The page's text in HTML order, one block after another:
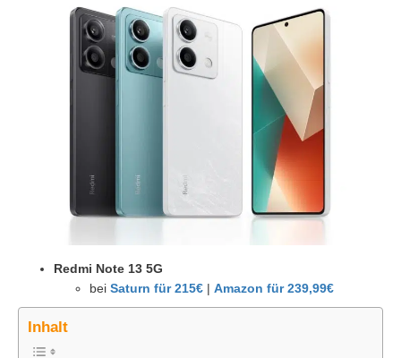
Redmi Note 13 5G
bei Saturn für 215€ | Amazon für 239,99€
Inhalt